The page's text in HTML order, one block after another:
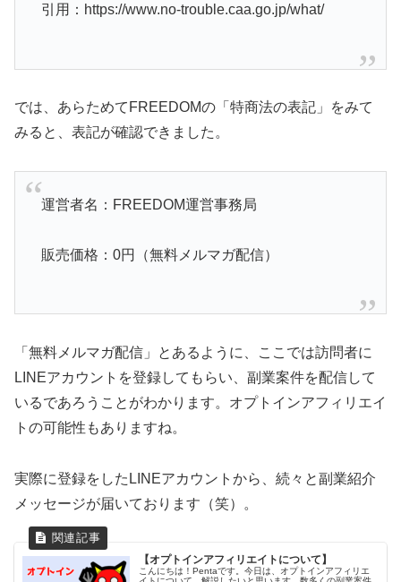
引用：https://www.no-trouble.caa.go.jp/what/
では、あらためてFREEDOMの「特商法の表記」をみて
みると、表記が確認できました。
運営者名：FREEDOM運営事務局
販売価格：0円（無料メルマガ配信）
「無料メルマガ配信」とあるように、ここでは訪問者に
LINEアカウントを登録してもらい、副業案件を配信して
いるであろうことがわかります。オプトインアフィリエイ
トの可能性もありますね。
実際に登録をしたLINEアカウントから、続々と副業紹介
メッセージが届いております（笑）。
【オプトインアフィリエイトについて】
こんにちは！Pentaです。今日は、オプトインアフィリエ